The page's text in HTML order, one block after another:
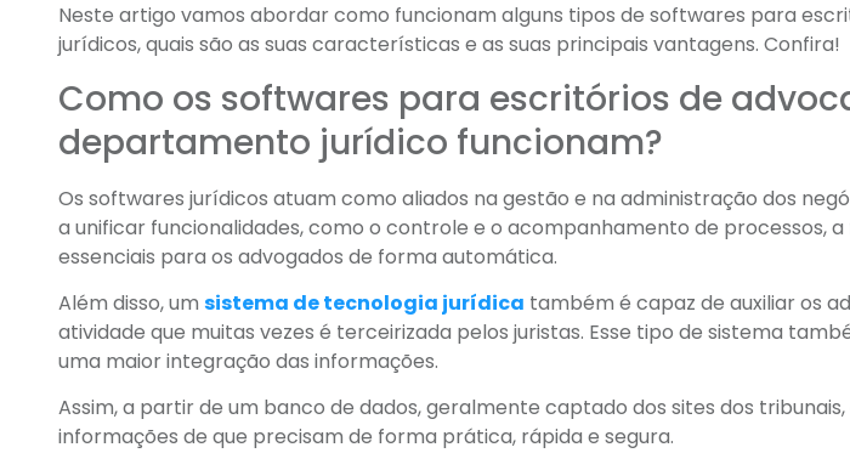
Neste artigo vamos abordar como funcionam alguns tipos de softwares para
jurídicos, quais são as suas características e as suas principais vantagens. Confira!
Como os softwares para escritórios de
departamento jurídico funcionam?
Os softwares jurídicos atuam como aliados na gestão e na administração dos
a unificar funcionalidades, como o controle e o acompanhamento de processos,
essenciais para os advogados de forma automática.
Além disso, um sistema de tecnologia jurídica também é capaz de auxiliar os
atividade que muitas vezes é terceirizada pelos juristas. Esse tipo de sistema
uma maior integração das informações.
Assim, a partir de um banco de dados, geralmente captado dos sites dos
informações de que precisam de forma prática, rápida e segura.